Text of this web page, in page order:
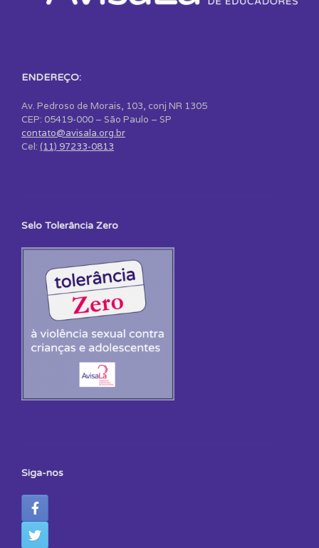
ENDEREÇO:
Av. Pedroso de Morais, 103, conj NR 1305
CEP: 05419-000 – São Paulo – SP
contato@avisala.org.br
Cel: (11) 97233-0813
Selo Tolerância Zero
Siga-nos